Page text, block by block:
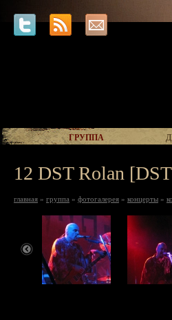
ГРУППА
12 DST Rolan
главная » группа » фотогалерея » концерты »